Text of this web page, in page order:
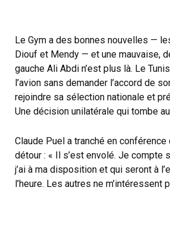
Le Gym a des bonnes nouvelles —
Diouf et Mendy — et une mauvaise,
gauche Ali Abdi n’est plus là. Le
l’avion sans demander l’accord de
rejoindre sa sélection nationale et
Une décision unilatérale qui tombe
Claude Puel a tranché en
détour : « Il s’est envolé. Je compte
j’ai à ma disposition et qui seront à
l’heure. Les autres ne m’intéressent